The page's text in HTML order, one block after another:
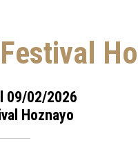
09/02/2026
Hoznayo